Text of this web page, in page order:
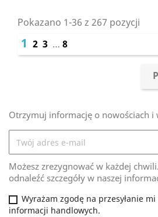
Pokazano 1-36 z 267 pozycji
1 2 3 … 8
Otrzymuj informację o nowościach i
Możesz zrezygnować w każdej
odnaleźć szczegóły w naszej
Wyrażam zgodę na przesyłanie
informacji handlowych.